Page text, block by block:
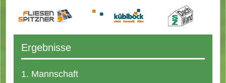
Sportheim Mieten
Formulare
Bilder
Ergebnisse
1. Mannschaft